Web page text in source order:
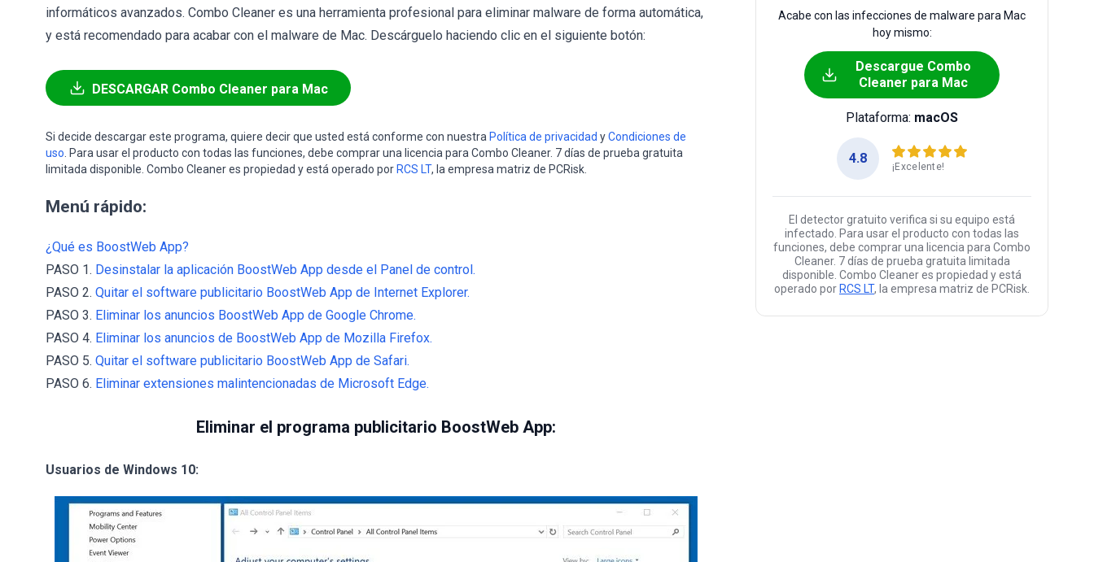
informáticos avanzados. Combo Cleaner es una herramienta profesional para eliminar malware de forma automática,
y está recomendado para acabar con el malware de Mac. Descárguelo haciendo clic en el siguiente botón:
DESCARGAR Combo Cleaner para Mac
Si decide descargar este programa, quiere decir que usted está conforme con nuestra Política de privacidad yCondiciones de
uso . Para usar el producto con todas las funciones, debe comprar una licencia para Combo Cleaner. 7 días de prueba gratuita
limitada disponible. Combo Cleaner es propiedad y está operado por RCS LT, la empresa matriz de PCRisk.
Menú rápido:
¿Qué es BoostWeb App?
PASO 1. Desinstalar la aplicación BoostWeb App desde el Panel de control.
PASO 2. Quitar el software publicitario BoostWeb App de Internet Explorer.
PASO 3. Eliminar los anuncios BoostWeb App de Google Chrome.
PASO 4. Eliminar los anuncios de BoostWeb App de Mozilla Firefox.
PASO 5. Quitar el software publicitario BoostWeb App de Safari.
PASO 6. Eliminar extensiones malintencionadas de Microsoft Edge.
Eliminar el programa publicitario BoostWeb App:
Usuarios de Windows 10:
Acabe con las infecciones de malware para Mac
hoy mismo:
Descargue Combo
Cleaner para Mac
Plataforma: macOS
4.8
¡Excelente!
El detector gratuito verifica si su equipo está
infectado. Para usar el producto con todas las
funciones, debe comprar una licencia para Combo
Cleaner. 7 días de prueba gratuita limitada
disponible. Combo Cleaner es propiedad y está
operado por RCS LT, la empresa matriz de PCRisk.